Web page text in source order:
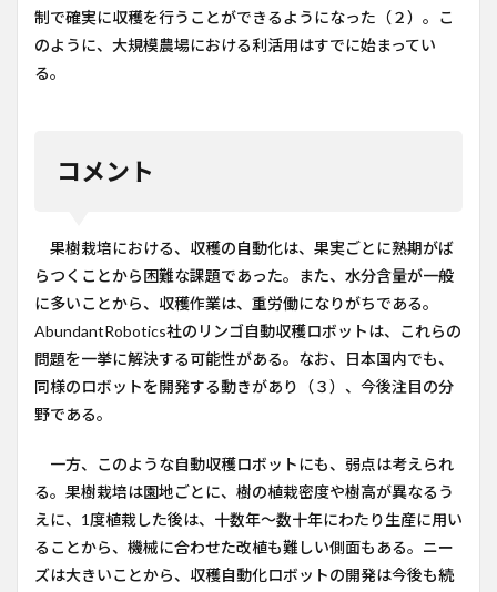
制で確実に収穫を行うことができるようになった（２）。こ
のように、大規模農場における利活用はすでに始まってい
る。
コメント
果樹栽培における、収穫の自動化は、果実ごとに熟期がば
らつくことから困難な課題であった。また、水分含量が一般
に多いことから、収穫作業は、重労働になりがちである。
AbundantRobotics社のリンゴ自動収穫ロボットは、これらの
問題を一挙に解決する可能性がある。なお、日本国内でも、
同様のロボットを開発する動きがあり（３）、今後注目の分
野である。
一方、このような自動収穫ロボットにも、弱点は考えられ
る。果樹栽培は園地ごとに、樹の植栽密度や樹高が異なるう
えに、1度植栽した後は、十数年～数十年にわたり生産に用い
ることから、機械に合わせた改植も難しい側面もある。ニー
ズは大きいことから、収穫自動化ロボットの開発は今後も続